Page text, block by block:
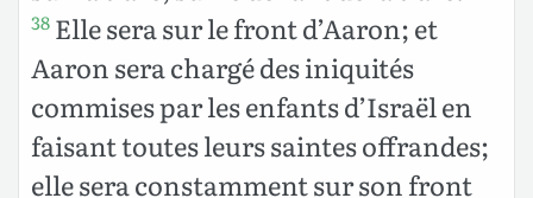
38 Elle sera sur le front d’Aaron; et
Aaron sera chargé des iniquités
commises par les enfants d’Israël en
faisant toutes leurs saintes offrandes;
elle sera constamment sur son front